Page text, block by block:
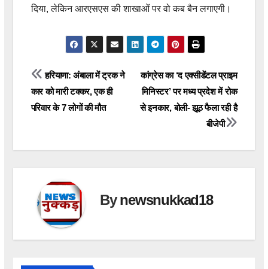
दिया, लेकिन आरएसएस की शाखाओं पर वो कब बैन लगाएगी।
Post
navigation
कांग्रेस का ‘द एक्सीडेंटल प्राइम
मिनिस्टर’ पर मध्य प्रदेश में रोक
से इनकार, बोली- झूठ फैला रही है
बीजेपी
हरियाणा: अंबाला में ट्रक ने
कार को मारी टक्कर, एक ही
परिवार के 7 लोगों की मौत
Bynewsnukkad18